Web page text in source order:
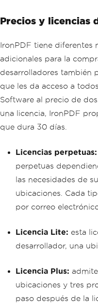
Precios y licencias
IronPDF tiene diferentes
adicionales para la
desarrolladores también
que les da acceso a
Software al precio de
una licencia, IronPDF
que dura 30 días.
Licencias perpetuas:
perpetuas
las necesidades de
ubicaciones. Cada
por correo
Licencia Lite: esta
desarrollador, una
Licencia Plus:
ubicaciones y tres
paso después de la